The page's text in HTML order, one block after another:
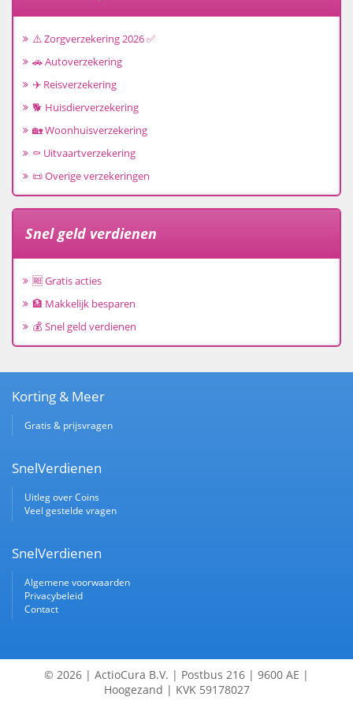
⚠️ Zorgverzekering 2026 ✅
🚗 Autoverzekering
✈️ Reisverzekering
🐕 Huisdierverzekering
🏡 Woonhuisverzekering
⚰️ Uitvaartverzekering
📜 Overige verzekeringen
Snel geld verdienen
🆓 Gratis acties
🏦 Makkelijk besparen
💰 Snel geld verdienen
Korting & Meer
Gratis & prijsvragen
SnelVerdienen
Uitleg over Coins
Veel gestelde vragen
SnelVerdienen
Algemene voorwaarden
Privacybeleid
Contact
© 2026 | ActioCura B.V. | Postbus 216 | 9600 AE |
Hoogezand | KVK 59178027